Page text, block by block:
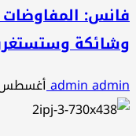
فانس: المفاوضات
وشائكة
admin adminأغسطس 6,